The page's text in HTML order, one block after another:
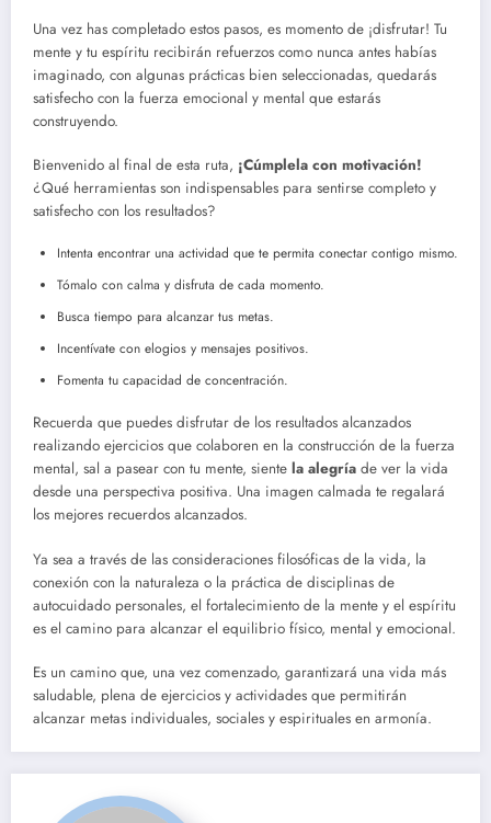
Una vez has completado estos pasos, es momento de ¡disfrutar! Tu
mente y tu espíritu recibirán refuerzos como nunca antes habías
imaginado, con algunas prácticas bien seleccionadas, quedarás
satisfecho con la fuerza emocional y mental que estarás
construyendo.
Bienvenido al final de esta ruta, ¡Cúmplela con motivación!
¿Qué herramientas son indispensables para sentirse completo y
satisfecho con los resultados?
Intenta encontrar una actividad que te permita conectar contigo mismo.
Tómalo con calma y disfruta de cada momento.
Busca tiempo para alcanzar tus metas.
Incentívate con elogios y mensajes positivos.
Fomenta tu capacidad de concentración.
Recuerda que puedes disfrutar de los resultados alcanzados
realizando ejercicios que colaboren en la construcción de la fuerza
mental, sal a pasear con tu mente, siente la alegría de ver la vida
desde una perspectiva positiva. Una imagen calmada te regalará
los mejores recuerdos alcanzados.
Ya sea a través de las consideraciones filosóficas de la vida, la
conexión con la naturaleza o la práctica de disciplinas de
autocuidado personales, el fortalecimiento de la mente y el espíritu
es el camino para alcanzar el equilibrio físico, mental y emocional.
Es un camino que, una vez comenzado, garantizará una vida más
saludable, plena de ejercicios y actividades que permitirán
alcanzar metas individuales, sociales y espirituales en armonía.